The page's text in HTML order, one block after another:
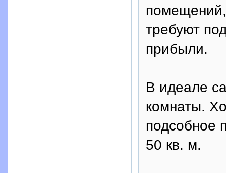
требуют
прибыли.
В идеале
комнаты.
подсобное
50 кв. м.